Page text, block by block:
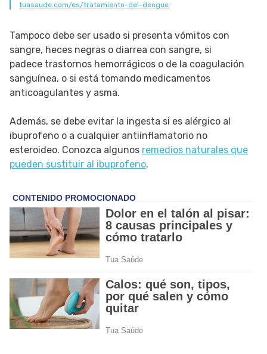
tuasaude.com/es/tratamiento-del-dengue
Tampoco debe ser usado si presenta vómitos con
sangre, heces negras o diarrea con sangre, si
padece trastornos hemorrágicos o de la coagulación
sanguínea, o si está tomando medicamentos
anticoagulantes y asma.
Además, se debe evitar la ingesta si es alérgico al
ibuprofeno o a cualquier antiinflamatorio no
esteroideo. Conozca algunos remedios naturales que
pueden sustituir al ibuprofeno.